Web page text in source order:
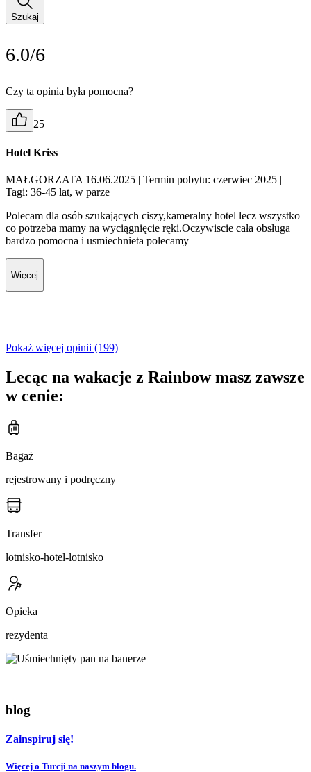
Szukaj
6.0/6
Czy ta opinia była pomocna?
25
Hotel Kriss
MAŁGORZATA 16.06.2025 | Termin pobytu: czerwiec 2025 |
Tagi: 36-45 lat, w parze
Polecam dla osób szukających ciszy,kameralny hotel lecz wszystko
co potrzeba mamy na wyciągnięcie ręki.Oczywiscie cała obsługa
bardzo pomocna i usmiechnieta polecamy
Więcej
Pokaż więcej opinii (199)
Lecąc na wakacje z Rainbow masz zawsze
w cenie:
Bagaż
rejestrowany i podręczny
Transfer
lotnisko-hotel-lotnisko
Opieka
rezydenta
blog
Zainspiruj się!
Więcej o Turcji na naszym blogu.